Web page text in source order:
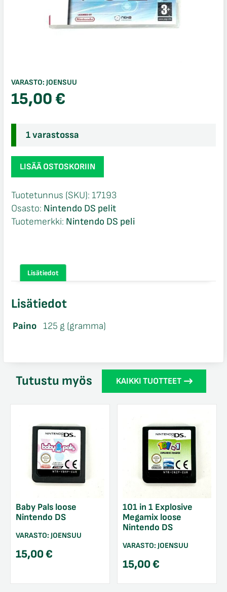
VARASTO: JOENSUU
15,00€
1 varastossa
Code
de
Route
NIB
Nintendo
LISÄÄ OSTOSKORIIN
Tuotetunnus (SKU): 17193
Osasto: Nintendo DS pelit
Tuotemerkki: Nintendo DS peli
Lisätiedot
Lisätiedot
Paino 125 g (gramma)
Tutustu myös KAIKKI TUOTTEET
Baby Pals loose
Nintendo DS
VARASTO: JOENSUU
15,00€
101 in 1 Explosive
Megamix loose
Nintendo DS
VARASTO: JOENSUU
15,00€